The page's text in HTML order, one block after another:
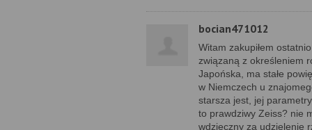
bocian471012
Witam zakupiłem
związaną z określeniem
Japońska, ma stałe
w Niemczech u
starsza jest, jej
to prawdziwy Zeiss? nie
wdzięczny za udzielenie